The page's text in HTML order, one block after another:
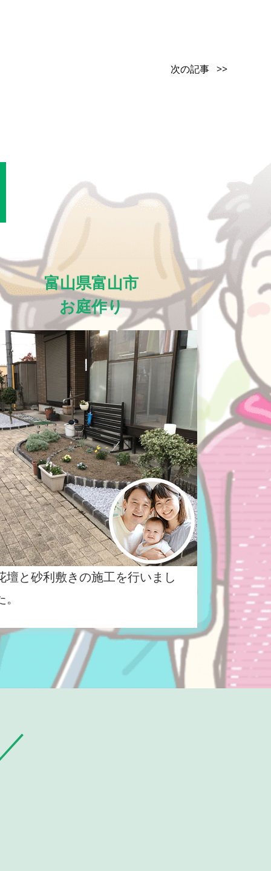
次の記事 >>
富山県富山市
お庭作り
壇と砂利敷きの施工を行いまし